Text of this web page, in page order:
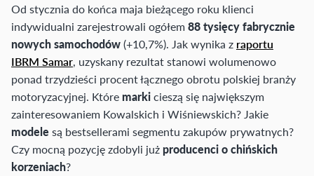
Od stycznia do końca maja bieżącego roku klienci
indywidualni zarejestrowali ogółem88 tysięcy fabrycznie
nowych samochodów(+10,7%). Jak wynika z raportu
IBRM Samar, uzyskany rezultat stanowi wolumenowo
ponad trzydzieści procent łącznego obrotu polskiej branży
motoryzacyjnej. Które markicieszą się największym
zainteresowaniem Kowalskich i Wiśniewskich? Jakie
modele są bestsellerami segmentu zakupów prywatnych?
Czy mocną pozycję zdobyli już producenci o chińskich
korzeniach?